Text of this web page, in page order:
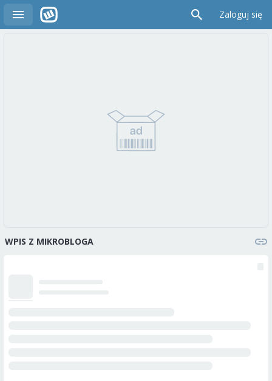
Zaloguj się
WPIS Z MIKROBLOGA